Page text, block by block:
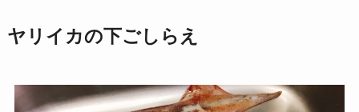
ヤリイカの下ごしらえ